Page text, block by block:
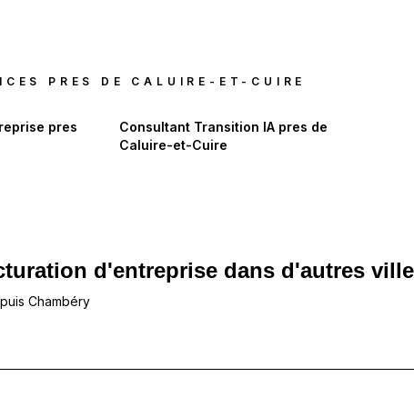
PRES DE CALUIRE-ET-CUIRE
pres
Consultant Transition IApres de
Caluire-et-Cuire
d'entreprise dans d'autres
Chambéry